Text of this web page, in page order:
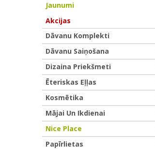
Jaunumi
Akcijas
Dāvanu Komplekti
Dāvanu Saiņošana
Dizaina Priekšmeti
Ēteriskas Eļļas
Kosmētika
Mājai Un Ikdienai
Nice Place
Papīrlietas